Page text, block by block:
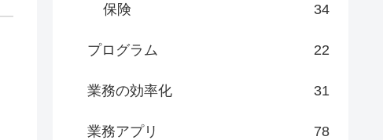
保険 34
プログラム 22
業務の効率化 31
業務アプリ 78